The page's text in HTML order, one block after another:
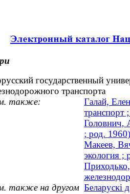
государственный
транспорта
также:
Галай,
транспорт
Головнич,
; род. 1960)
Макеев,
экология ;
также на другом Беларускі